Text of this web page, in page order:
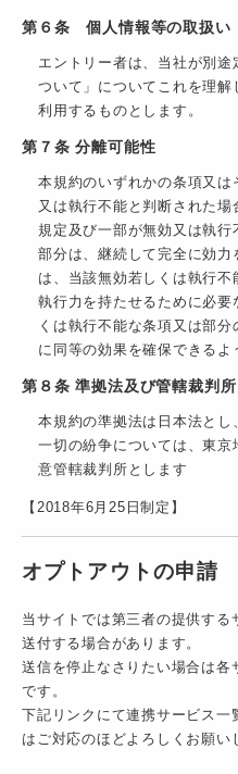
第６条 個人情報等の取扱い
エントリー者は、当社が別
ついて」についてこれを理
利用するものとします。
第７条 分離可能性
本規約のいずれかの条項又
又は執行不能と判断された
規定及び一部が無効又は執
部分は、継続して完全に効
は、当該無効若しくは執行不
執行力を持たせるために必要
くは執行不能な条項又は部
に同等の効果を確保できるよ
第８条 準拠法及び管轄裁判所
本規約の準拠法は日本法と
一切の紛争については、東
意管轄裁判所とします
【2018年6月25日制定】
オプトアウトの申請
当サイトでは第三者の提供する
送付する場合があります。
送信を停止なさりたい場合は各
です。
下記リンクにて連携サービス
はご対応のほどよろしくお願い